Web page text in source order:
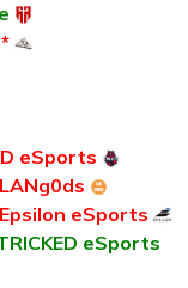
eSports
eSports
eSports